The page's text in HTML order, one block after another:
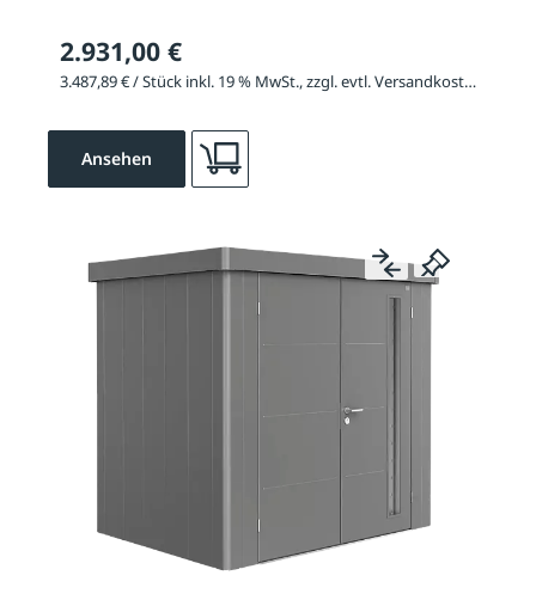
2.931,00 €
3.487,89 € / Stück inkl. 19 % MwSt., zzgl. evtl. Versandkosten
Ansehen